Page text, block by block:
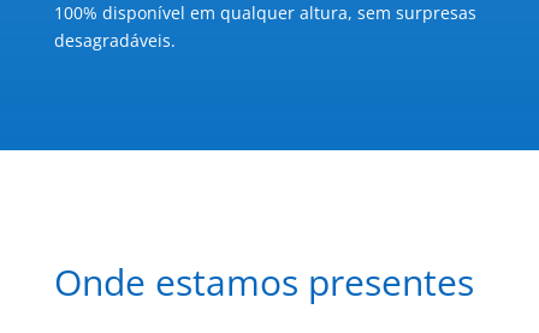
100% disponível em qualquer altura, sem surpresas
desagradáveis.
Onde estamos presentes